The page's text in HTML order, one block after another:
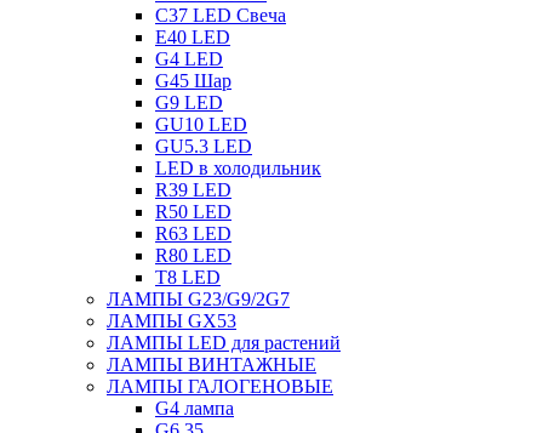
C37 LED Свеча
E40 LED
G4 LED
G45 Шар
G9 LED
GU10 LED
GU5.3 LED
LED в холодильник
R39 LED
R50 LED
R63 LED
R80 LED
T8 LED
ЛАМПЫ G23/G9/2G7
ЛАМПЫ GX53
ЛАМПЫ LED для растений
ЛАМПЫ ВИНТАЖНЫЕ
ЛАМПЫ ГАЛОГЕНОВЫЕ
G4 лампа